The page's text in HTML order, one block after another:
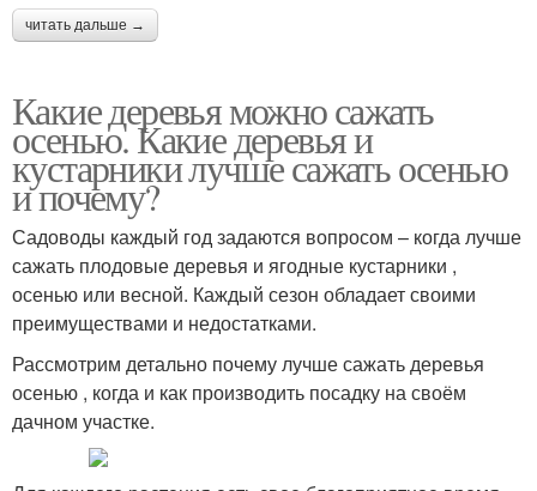
читать дальше →
Какие деревья можно сажать
осенью. Какие деревья и
кустарники лучше сажать осенью
и почему?
Садоводы каждый год задаются вопросом – когда лучше
сажать плодовые деревья и ягодные кустарники ,
осенью или весной. Каждый сезон обладает своими
преимуществами и недостатками.
Рассмотрим детально почему лучше сажать деревья
осенью , когда и как производить посадку на своём
дачном участке.